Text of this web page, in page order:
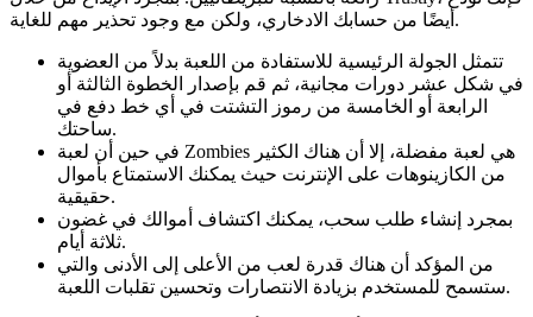
أيضًا من حسابك الادخاري، ولكن مع وجود تحذير مهم للغاية.
تتمثل الجولة الرئيسية للاستفادة من اللعبة بدلاً من العضوية
في شكل عشر دورات مجانية، ثم قم بإصدار الخطوة الثالثة أو
الرابعة أو الخامسة من رموز التشتت في أي خط دفع في
ساحتك.
في حين أن لعبة Zombies هي لعبة مفضلة، إلا أن هناك الكثير
من الكازينوهات على الإنترنت حيث يمكنك الاستمتاع بأموال
حقيقية.
بمجرد إنشاء طلب سحب، يمكنك اكتشاف أموالك في غضون
ثلاثة أيام.
من المؤكد أن هناك قدرة لعب من الأعلى إلى الأدنى والتي
ستسمح للمستخدم بزيادة الانتصارات وتحسين تقلبات اللعبة.